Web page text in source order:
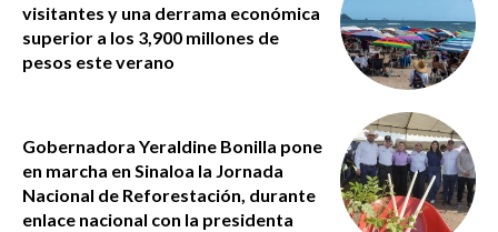
visitantes y una derrama económica
superior a los 3,900 millones de
pesos este verano
Gobernadora Yeraldine Bonilla pone
en marcha en Sinaloa la Jornada
Nacional de Reforestación, durante
enlace nacional con la presidenta